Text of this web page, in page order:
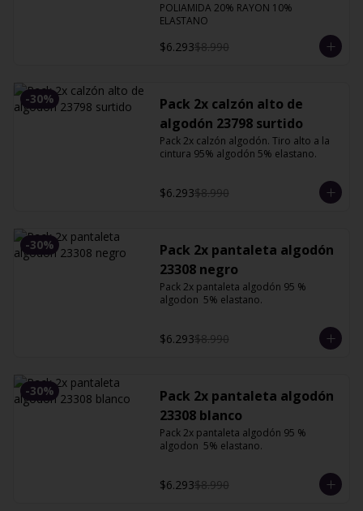
POLIAMIDA 20% RAYON 10%
ELASTANO
$6.293$8.990
-30%
Pack 2x calzón alto de
algodón 23798 surtido
Pack 2x calzón algodón. Tiro alto a la
cintura 95% algodón 5% elastano.
$6.293$8.990
-30%
Pack 2x pantaleta algodón
23308 negro
Pack 2x pantaleta algodón 95 %
algodon  5% elastano.
$6.293$8.990
-30%
Pack 2x pantaleta algodón
23308 blanco
Pack 2x pantaleta algodón 95 %
algodon  5% elastano.
$6.293$8.990